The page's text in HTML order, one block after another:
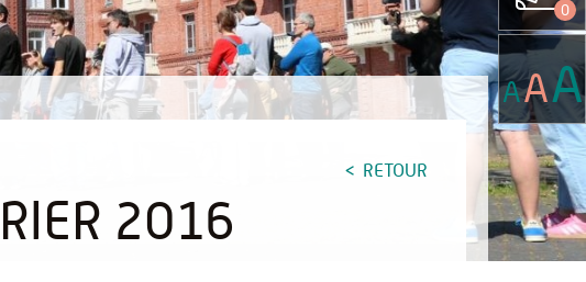
RETOUR
2016
0
AAA